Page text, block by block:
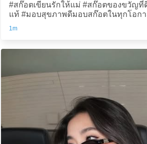
#สก๊อตเขียนรักให้แม่ #สก๊อตของขวัญที่
แท้ #มอบสุขภาพดีมอบสก๊อตในทุกโอก
1m